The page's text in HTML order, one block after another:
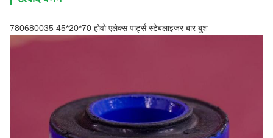
780680035 45*20*70 होवो एलेक्स पार्ट्स स्टेबलाइजर बार बुश